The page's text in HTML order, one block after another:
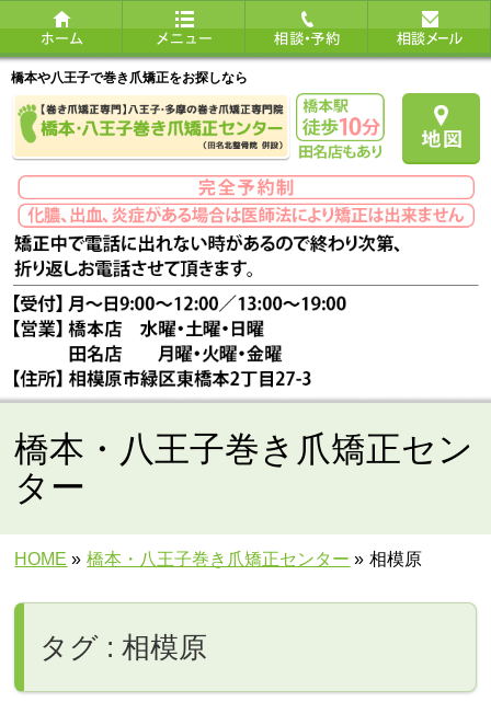
橋本や八王子で巻き爪矯正をお探しなら
橋本・八王子巻き爪矯正セン
ター
HOME » 橋本・八王子巻き爪矯正センター » 相模原
タグ : 相模原